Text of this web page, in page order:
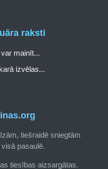
tiešraidē sniegtām
pasaulē.
tiesības aizsargātas.
raksti
mainīt...
izvēlas...